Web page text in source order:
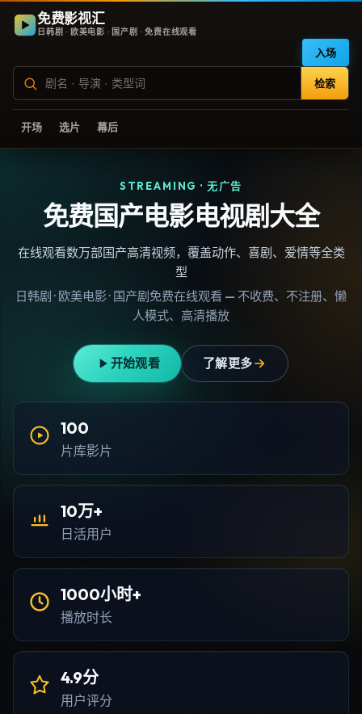
免费影视汇
日韩剧 · 欧美电影 · 国产剧 · 免费在线观看
检索
入场
开场 选片 幕后
STREAMING · 无广告
免费国产电影电视剧大全
在线观看数万部国产高清视频，覆盖动作、喜剧、爱情等全类
型
日韩剧 · 欧美电影 · 国产剧免费在线观看 — 不收费、不注册、懒
人模式、高清播放
开始观看 了解更多
100
片库影片
10万+
日活用户
1000小时+
播放时长
4.9分
用户评分